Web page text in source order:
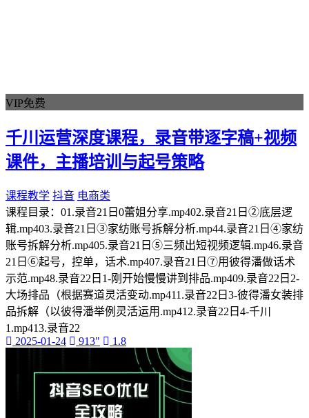
VIP免费
千川运营深度课程，录音带逐字稿+视频
课件，主播培训与起号策略
课程教学 抖音 电商类
课程目录：01.录音21日0蕾姐分享.mp402.录音21日②底层逻
辑.mp403.录音21日③家纺账号拆解分析.mp44.录音21日④家纺
账号拆解分析.mp405.录音21日⑤三频出短视频逻辑.mp46.录音
21日⑥起号，控单，话术.mp407.录音21日⑦用彼得潘做话术
示范.mp48.录音22日1-刚开始慢慢讲到排品.mp409.录音22日2-
大场排品（根据赛道灵活变动.mp411.录音22日3-彼得潘女装排
品拆解（以彼得潘举例灵活运用.mp412.录音22日4-千川
1.mp413.录音22
2025-01-24
913" 1.8